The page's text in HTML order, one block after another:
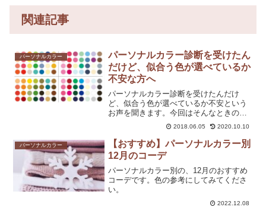
関連記事
パーソナルカラー
パーソナルカラー診断を受けたん
だけど、似合う色が選べているか
不安な方へ
パーソナルカラー診断を受けたんだけ
ど、似合う色が選べているか不安という
お声を聞きます。今回はそんなときの対
策や、心の持ち方を解説しました。
2018.06.05 2020.10.10
パーソナルカラー
【おすすめ】パーソナルカラー別
12月のコーデ
パーソナルカラー別の、12月のおすすめ
コーデです。色の参考にしてみてくださ
い。
2022.12.08